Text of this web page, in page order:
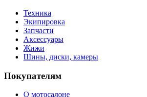
Техника
Экипировка
Запчасти
Аксессуары
Жижи
Шины, диски, камеры
Покупателям
О мотосалоне